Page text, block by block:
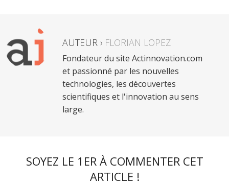
AUTEUR › FLORIAN LOPEZ
Fondateur du site Actinnovation.com
et passionné par les nouvelles
technologies, les découvertes
scientifiques et l'innovation au sens
large.
SOYEZ LE 1ER À COMMENTER CET
ARTICLE !